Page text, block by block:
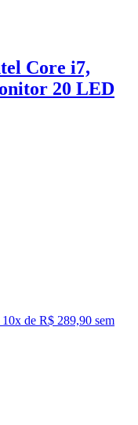
Core i7,
20 LED
10x de R$ 289,90 sem